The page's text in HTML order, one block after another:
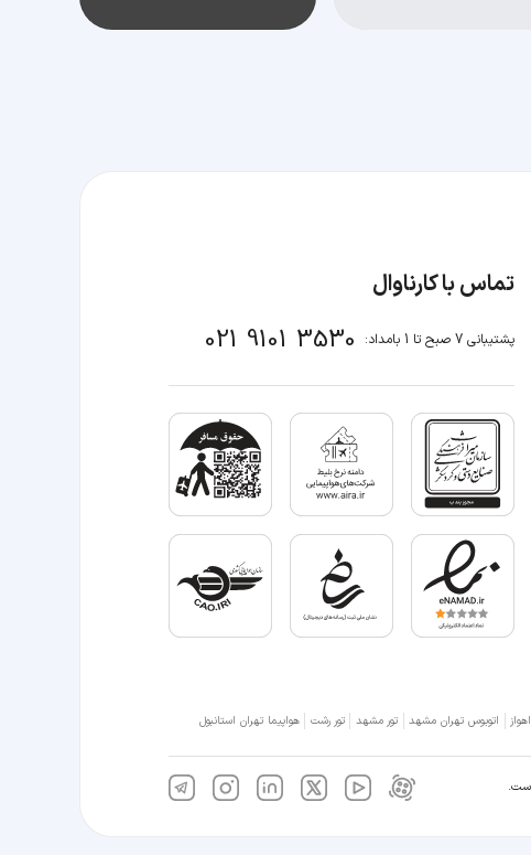
تماس با کارناوال
پشتیبانی 7 صبح تا 1 بامداد: 021 9101 3530
اتوبوس تهران مشهد تور مشهد تور رشت هواپیما تهران استانبول